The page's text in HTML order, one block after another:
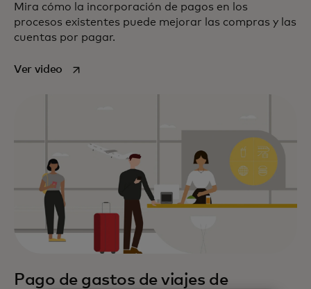
Mira cómo la incorporación de pagos en los
procesos existentes puede mejorar las compras y las
cuentas por pagar.
Ver video se abre en una pestaña nueva
Pago de gastos de viajes de